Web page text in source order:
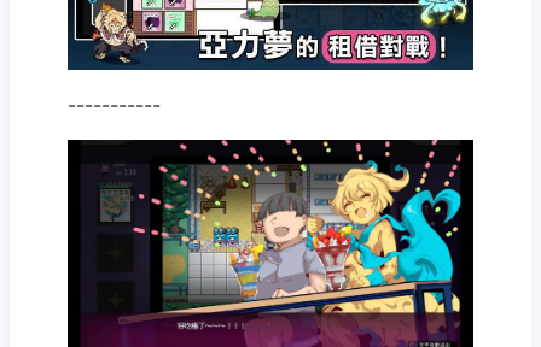
-----------